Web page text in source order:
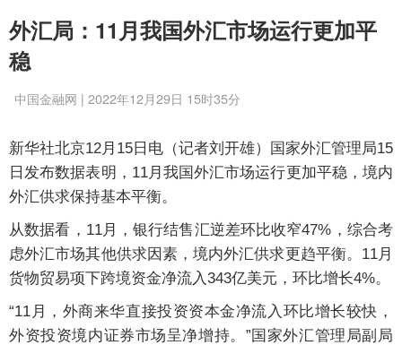
外汇局：11月我国外汇市场运行更加平
稳
中国金融网 | 2022年12月29日 15时35分
新华社北京12月15日电（记者刘开雄）国家外汇管理局15
日发布数据表明，11月我国外汇市场运行更加平稳，境内
外汇供求保持基本平衡。
从数据看，11月，银行结售汇逆差环比收窄47%，综合考
虑外汇市场其他供求因素，境内外汇供求更趋平衡。11月
货物贸易项下跨境资金净流入343亿美元，环比增长4%。
“11月，外商来华直接投资资本金净流入环比增长较快，
外资投资境内证券市场呈净增持。”国家外汇管理局副局